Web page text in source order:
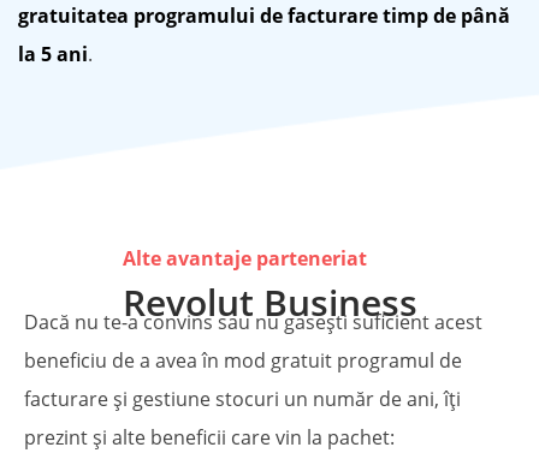
gratuitatea programului de facturare timp de până
la 5 ani.
Alte avantaje parteneriat
Revolut Business
Dacă nu te-a convins sau nu gasești suficient acest
beneficiu de a avea în mod gratuit programul de
facturare și gestiune stocuri un număr de ani, îți
prezint și alte beneficii care vin la pachet: